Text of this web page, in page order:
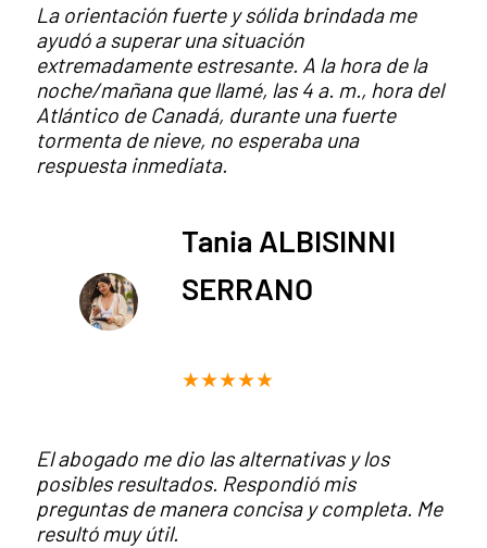
La orientación fuerte y sólida brindada me
ayudó a superar una situación
extremadamente estresante. A la hora de la
noche/mañana que llamé, las 4 a. m., hora del
Atlántico de Canadá, durante una fuerte
tormenta de nieve, no esperaba una
respuesta inmediata.
Tania ALBISINNI
SERRANO
★★★★★
El abogado me dio las alternativas y los
posibles resultados. Respondió mis
preguntas de manera concisa y completa. Me
resultó muy útil.